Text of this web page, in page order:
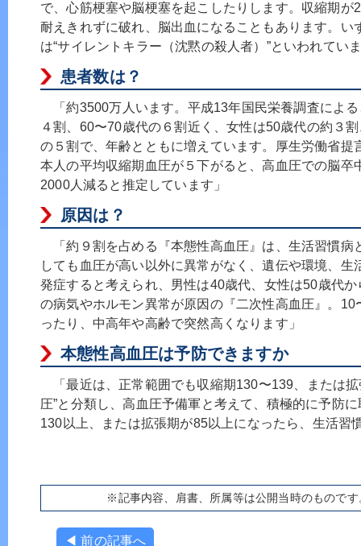
で、心筋梗塞や脳梗塞を起こしたりします。収縮期が
耐えきれずに破れ、脳出血になることもあります。い
は“サイレントキラー（沈黙の殺人者）”といわれてい
患者数は？
「約3500万人います。平成13年国民栄養調査によ
４割、60〜70歳代の６割近く、女性は50歳代の約３
の５割で、年齢とともに増えています。厚生労働省提
本人の平均収縮期血圧が５下がると、高血圧での脳卒
2000人減ると推定しています」
原因は？
「約９割を占める『本態性高血圧』は、生活習慣病
しても血圧が高い以外に異常がなく、遺伝や環境、生
発症すると考えられ、男性は40歳代、女性は50歳代
の病気やホルモン異常が原因の『二次性高血圧』。
ったり、中高年や高齢で突然高くなります」
本態性高血圧は予防できますか
「最近は、正常範囲でも収縮期130〜139、または拡
圧”と分類し、高血圧予備軍と考えて、積極的に予防
130以上、または拡張期が85以上になったら、生活習
※記事内容、肩書、所属等は公開当時のもので
◀ 前の記事へ